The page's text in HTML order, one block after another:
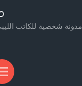
مدونة شخصية للكاتب